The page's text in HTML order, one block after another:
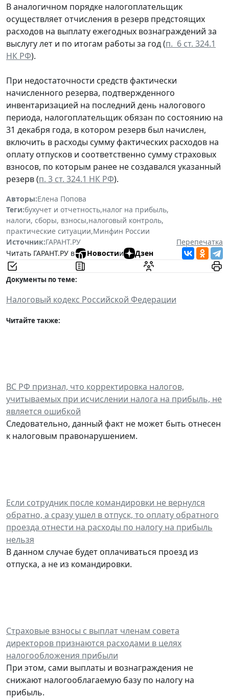
В аналогичном порядке налогоплательщик
осуществляет отчисления в резерв предстоящих
расходов на выплату ежегодных вознаграждений за
выслугу лет и по итогам работы за год (п. 6 ст. 324.1
НК РФ).
При недостаточности средств фактически
начисленного резерва, подтвержденного
инвентаризацией на последний день налогового
периода, налогоплательщик обязан по состоянию на
31 декабря года, в котором резерв был начислен,
включить в расходы сумму фактических расходов на
оплату отпусков и соответственно сумму страховых
взносов, по которым ранее не создавался указанный
резерв (п. 3 ст. 324.1 НК РФ).
Авторы:Елена Попова
Теги:бухучет и отчетность,налог на прибыль,
налоги, сборы, взносы,налоговый контроль,
практические ситуации,Минфин России
Источник:ГАРАНТ.РУ
Перепечатка
Читать ГАРАНТ.РУ в
Новостии Дзен
Документы по теме:
Налоговый кодекс Российской Федерации
Читайте также:
ВС РФ признал, что корректировка налогов,
учитываемых при исчислении налога на прибыль, не
является ошибкой
Следовательно, данный факт не может быть отнесен
к налоговым правонарушением.
Если сотрудник после командировки не вернулся
обратно, а сразу ушел в отпуск, то оплату обратного
проезда отнести на расходы по налогу на прибыль
нельзя
В данном случае будет оплачиваться проезд из
отпуска, а не из командировки.
Страховые взносы с выплат членам совета
директоров признаются расходами в целях
налогообложения прибыли
При этом, сами выплаты и вознаграждения не
снижают налогооблагаемую базу по налогу на
прибыль.